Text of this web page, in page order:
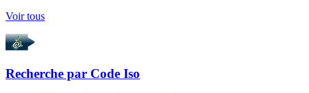
Voir tous
Recherche par Code Iso